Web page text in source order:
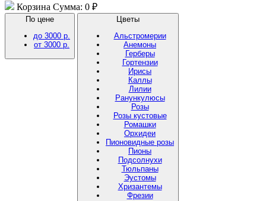
Корзина Сумма: 0 ₽
По цене
до 3000 р.
от 3000 р.
Цветы
Альстромерии
Анемоны
Герберы
Гортензии
Ирисы
Каллы
Лилии
Ранункулюсы
Розы
Розы кустовые
Ромашки
Орхидеи
Пионовидные розы
Пионы
Подсолнухи
Тюльпаны
Эустомы
Хризантемы
Фрезии